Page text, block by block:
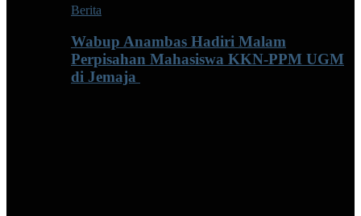
Berita
Wabup Anambas Hadiri Malam
Perpisahan Mahasiswa KKN-PPM UGM
di Jemaja ‎